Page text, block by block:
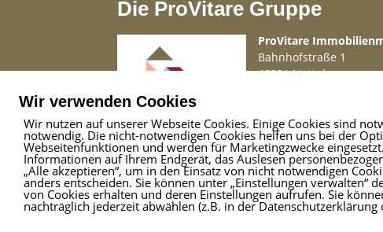
Die ProVitare Gruppe
ProVitare
Bahnhofstraße 1
48301 Nottuln
Wir verwenden Cookies
Wir nutzen auf unserer Webseite Cookies. Einige Cookies sind
notwendig. Die nicht-notwendigen Cookies helfen uns bei der
Webseitenfunktionen und werden für Marketingzwecke
Informationen auf Ihrem Endgerät, das Auslesen
„Alle akzeptieren“, um in den Einsatz von nicht notwendigen
anders entscheiden. Sie können unter „Einstellungen verwalten“
von Cookies erhalten und deren Einstellungen aufrufen. Sie
nachträglich jederzeit abwählen (z.B. in der